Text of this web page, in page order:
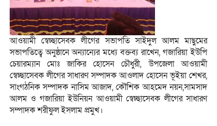
আওয়ামী স্বেচ্ছাসেবক লীগের সভাপতি সাইদুল আলম মাছুমের
সভাপতিত্বে অনুষ্ঠানে অন্যান্যের মধ্যে বক্তব্য রাখেন, গজারিয়া ইউপি
চেয়ারম্যান মোঃ জাকির হোসেন চৌধুরী, উপজেলা আওয়ামী
স্বেচ্ছাসেবক লীগের সাধারণ সম্পাদক আওলাদ হোসেন ভূইয়া শেখর,
সাংগঠনিক সম্পাদক নাসিম আজাদ, কৌশিক আহমেদ নয়ন,সামসাদ
আলম ও গজারিয়া ইউনিয়ন আওয়ামী স্বেচ্ছাসেবক লীগের সাধারণ
সম্পাদক শরীফুল ইসলাম প্রমুখ।